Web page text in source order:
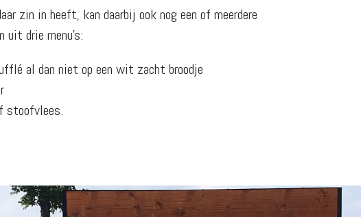
zin in heeft, kan daarbij ook nog een of meerdere
drie menu’s:
al dan niet op een wit zacht broodje
stoofvlees.